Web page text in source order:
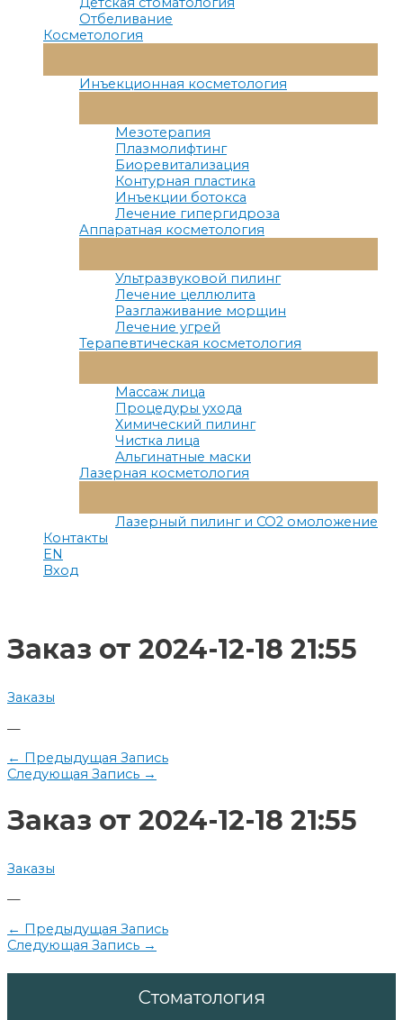
Отбеливание
Косметология
Меню
Инъекционная косметология
Меню
Мезотерапия
Плазмолифтинг
Биоревитализация
Контурная пластика
Инъекции ботокса
Лечение гипергидроза
Аппаратная косметология
Меню
Ультразвуковой пилинг
Лечение целлюлита
Разглаживание морщин
Лечение угрей
Терапевтическая косметология
Меню
Массаж лица
Процедуры ухода
Химический пилинг
Чистка лица
Альгинатные маски
Лазерная косметология
Меню
Лазерный пилинг и СО2 омоложение
Контакты
EN
Вход
Заказ от 2024-12-18 21:55
Заказы
—
Навигация
по
записям
← Предыдущая Запись
Следующая Запись →
Заказ от 2024-12-18 21:55
Заказы
—
Навигация
по
← Предыдущая Запись
Следующая Запись →
Стоматология